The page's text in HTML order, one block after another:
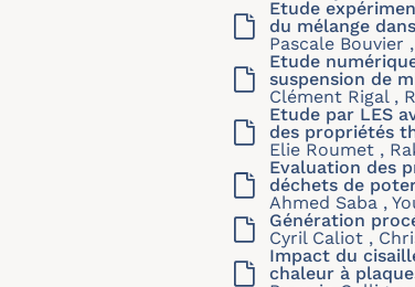
Etude
du mélange
Pascale Bouvier
Etude
suspension de
Clément Rigal ,
Etude par LES
des propriétés
Elie Roumet ,
Evaluation des
déchets de
Ahmed Saba ,
Génération
Cyril Caliot ,
Impact du
chaleur à